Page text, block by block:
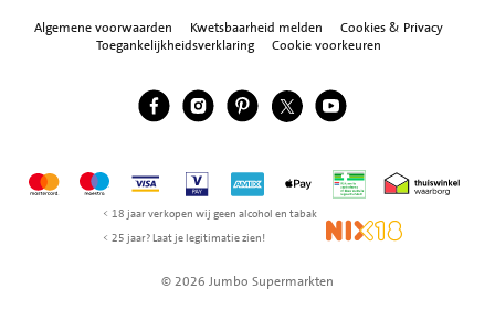
Algemene voorwaarden Kwetsbaarheid melden
Cookies & Privacy
Toegankelijkheidsverklaring
Cookie voorkeuren
Volg ons
Jumbo Facebook
Jumbo Instagram
Jumbo Pinterest
Jumbo Twitter
Jumbo YouTube
MastercardMaestroVisa Vpay American Express
Apple Pay Thuiswinkel
< 18 jaar verkopen wij geen alcohol en tabak
< 25 jaar? Laat je legitimatie zien!
NIX18
© 2026 Jumbo Supermarkten